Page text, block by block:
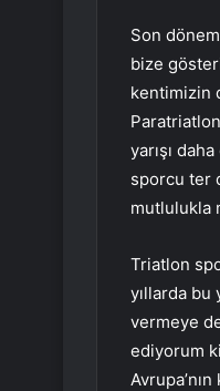
Son
bize
kentimizin
yarışı
sporcu ter
mutlulukla
Triatlon
yıllarda bu
vermeye
ediyorum